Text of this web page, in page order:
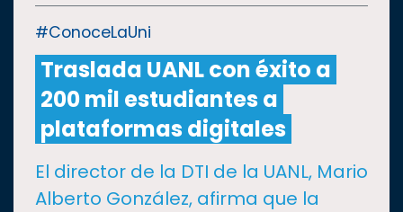
CULTURA
DEPORTES
I+D+I EXPERTOS
#ConoceLaUni
Traslada UANL con éxito a
200 mil estudiantes a
plataformas digitales
El director de la DTI de la UANL, Mario
Alberto González, afirma que la